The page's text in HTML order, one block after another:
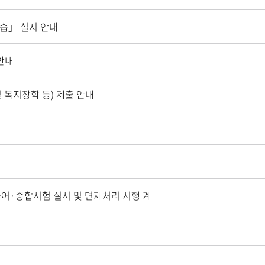
」 실시 안내
내
지장학 등) 제출 안내
·종합시험 실시 및 면제처리 시행 계